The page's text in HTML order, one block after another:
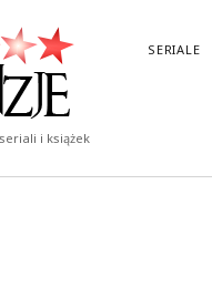
i książek
SERIALE